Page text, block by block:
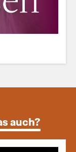
auch?